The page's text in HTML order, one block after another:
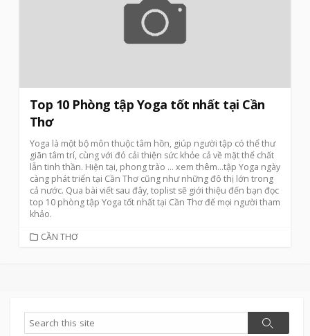
Top 10 Phòng tập Yoga tốt nhất tại Cần
Thơ
Yoga là một bộ môn thuộc tâm hồn, giúp người tập có thể thư
giãn tâm trí, cùng với đó cải thiện sức khỏe cả về mặt thể chất
lẫn tinh thần. Hiện tại, phong trào … xem thêm…tập Yoga ngày
càng phát triển tại Cần Thơ cũng như những đô thị lớn trong
cả nước. Qua bài viết sau đây, toplist sẽ giới thiệu đến bạn đọc
top 10 phòng tập Yoga tốt nhất tại Cần Thơ để mọi người tham
khảo.
CATEGORIES
CẦN THƠ
Search
Search